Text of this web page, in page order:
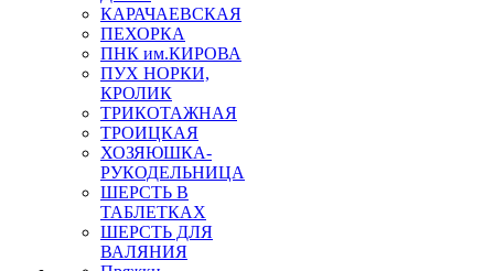
КАРАЧАЕВСКАЯ
ПЕХОРКА
ПНК им.КИРОВА
ПУХ НОРКИ,
КРОЛИК
ТРИКОТАЖНАЯ
ТРОИЦКАЯ
ХОЗЯЮШКА-
РУКОДЕЛЬНИЦА
ШЕРСТЬ В
ТАБЛЕТКАХ
ШЕРСТЬ ДЛЯ
ВАЛЯНИЯ